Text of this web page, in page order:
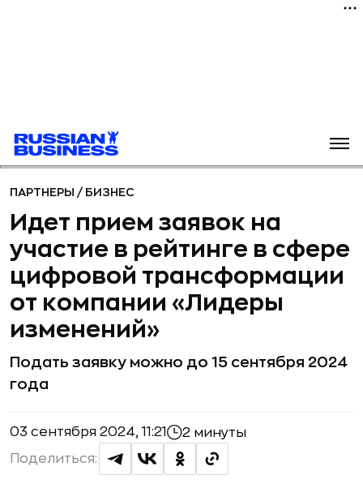
ПАРТНЕРЫ / БИЗНЕС
Идет прием заявок на
участие в рейтинге в сфере
цифровой трансформации
от компании «Лидеры
изменений»
Подать заявку можно до 15 сентября 2024
года
03 сентября 2024, 11:21 2 минуты
Поделиться: